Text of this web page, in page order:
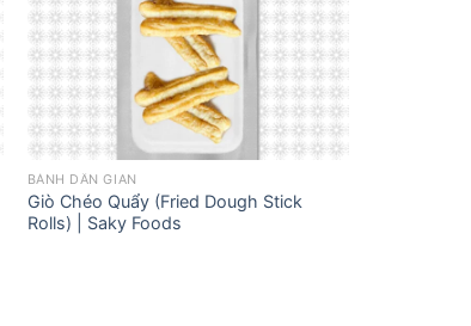
BÁNH DÂN GIAN
Giò Chéo Quẩy (Fried Dough Stick
Rolls) | Saky Foods